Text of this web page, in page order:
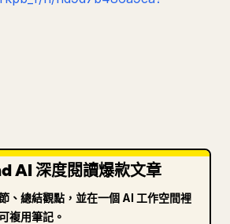
AI 深度閱讀爆款文章
、總結觀點，並在一個 AI 工作空間裡
複用筆記。